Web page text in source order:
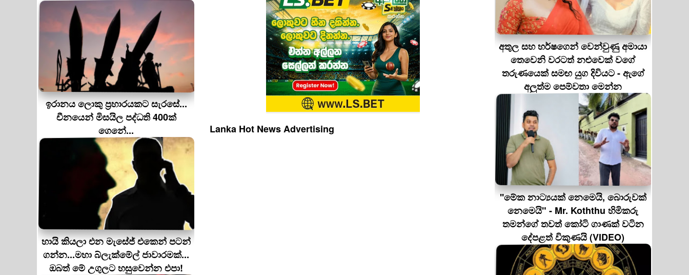
ඉරානය ලොකු ප‍්‍රහාරයකට සැරසේ...
චීනයෙන් මිසයිල පද්ධති 400ක්
ගෙනේ...
හායි කියලා එන මැසේජ් එකෙන් පටන්
ගන්න...මහා බ්ලැක්මේල් ජාවාරමක්...
ඔබත් මේ උගුලට හසුවෙන්න එපා!
Lanka Hot News Advertising
අතුල සහ හර්ෂගෙන් වෙන්වුණු අමායා
තෙවෙනි වරටත් නළුවෙක් වගේ
තරුණයෙක් සමඟ යුග දිවියට - ඇගේ
අලුත්ම පෙම්වතා මෙන්න
''මේක නාට්‍යයක් නෙමෙයි, බොරුවක්
නෙමෙයි" - Mr. Koththu හිමිකරු
තමන්ගේ තවත් කෝටි ගාණක් වටින
දේපළත් විකුණයි (VIDEO)